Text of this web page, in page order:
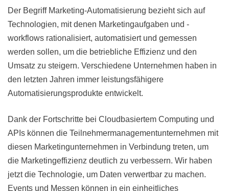
Der Begriff Marketing-Automatisierung bezieht sich auf
Technologien, mit denen Marketingaufgaben und -
workflows rationalisiert, automatisiert und gemessen
werden sollen, um die betriebliche Effizienz und den
Umsatz zu steigern. Verschiedene Unternehmen haben in
den letzten Jahren immer leistungsfähigere
Automatisierungsprodukte entwickelt.
Dank der Fortschritte bei Cloudbasiertem Computing und
APIs können die Teilnehmermanagementunternehmen mit
diesen Marketingunternehmen in Verbindung treten, um
die Marketingeffizienz deutlich zu verbessern. Wir haben
jetzt die Technologie, um Daten verwertbar zu machen.
Events und Messen können in ein einheitliches